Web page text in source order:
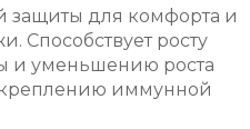
защиты для комфорта и
Способствует росту
и уменьшению роста
иммунной